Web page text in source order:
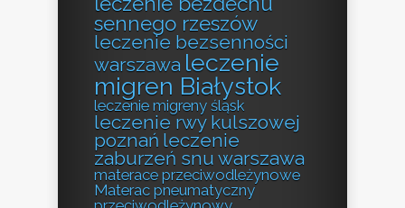
sennego rzeszów
leczenie bezsenności
warszawa leczenie
migren Białystok
leczenie migreny śląsk
leczenie rwy kulszowej
poznań leczenie
zaburzeń snu warszawa
materace przeciwodleżynowe
Materac pneumatyczny